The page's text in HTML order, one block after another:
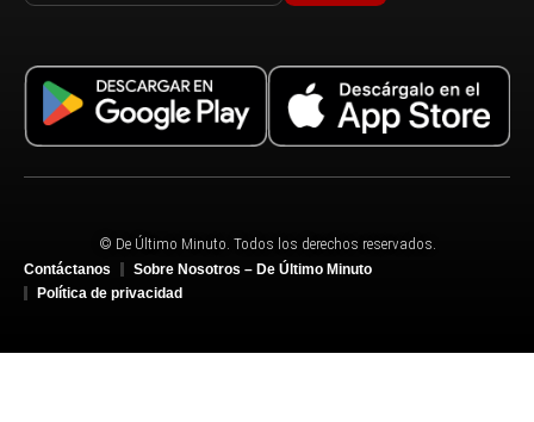
© De Último Minuto. Todos los derechos reservados.
Contáctanos
Sobre Nosotros – De Último Minuto
Política de privacidad